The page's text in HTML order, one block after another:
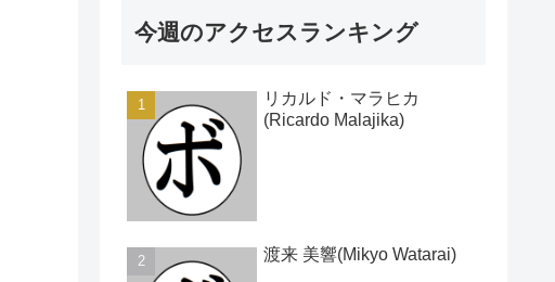
今週のアクセスランキング
リカルド・マラヒカ
(Ricardo Malajika)
渡来 美響(Mikyo Watarai)